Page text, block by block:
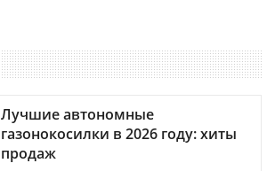
Лучшие автономные
газонокосилки в 2026 году: хиты
продаж